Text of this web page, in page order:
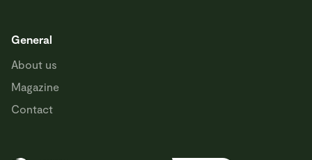
General
About us
Magazine
Contact